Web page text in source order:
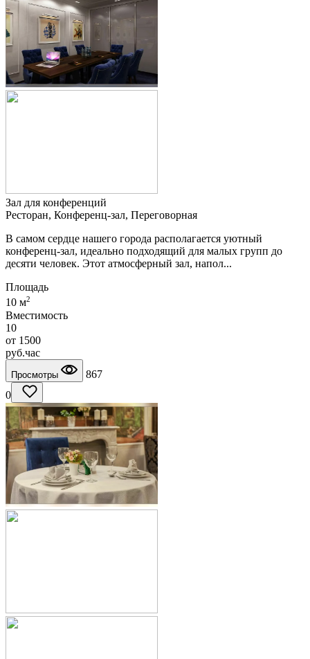
Зал для конференций
Ресторан, Конференц-зал, Переговорная
В самом сердце нашего города располагается уютный
конференц-зал, идеально подходящий для малых групп до
десяти человек. Этот атмосферный зал, напол...
Площадь
10 м2
Вместимость
10
от 1500
руб.час
Просмотры
867
0